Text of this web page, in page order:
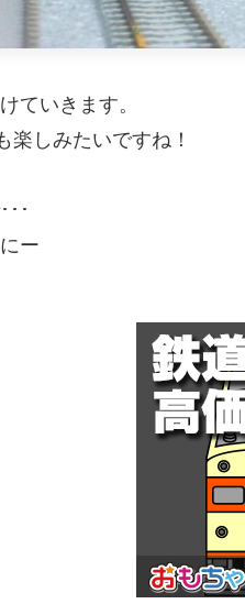
ていきます。
楽しみたいですね！
･･
ー